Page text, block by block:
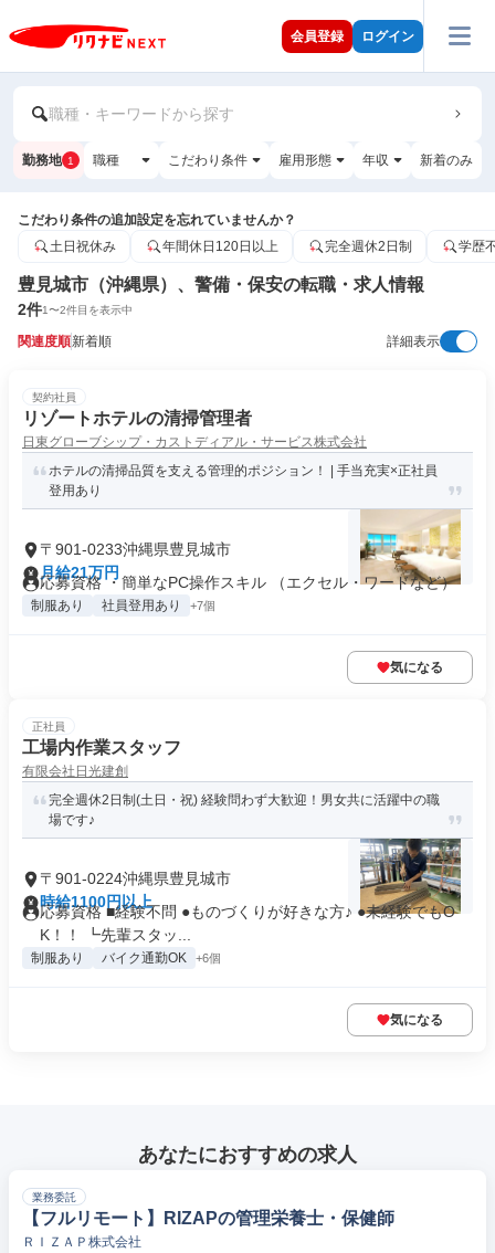
会員登録 ログイン
職種・キーワードから探す
勤務地 1 職種 こだわり条件 雇用形態 年収 新着のみ
こだわり条件の追加設定を忘れていませんか？
土日祝休み
年間休日120日以上 完全週休2日制 学歴
豊見城市（沖縄県）、警備・保安の転職・求人情報
2件1〜2件目を表示中
関連度順新着順 詳細表示
契約社員
リゾートホテルの清掃管理者
日東グローブシップ・カストディアル・サービス株式会社
ホテルの清掃品質を支える管理的ポジション！ | 手当充実×正社員
登用あり
〒901-0233沖縄県豊見城市
月給21万円
応募資格 ・簡単なPC操作スキル （エクセル・ワードなど）
制服あり 社員登用あり +7個
気になる
正社員
工場内作業スタッフ
有限会社日光建創
完全週休2日制(土日・祝) 経験問わず大歓迎！男女共に活躍中の職
場です♪
〒901-0224沖縄県豊見城市
時給1100円以上
応募資格 ■経験不問 ●ものづくりが好きな方♪ ●未経験でもO
K！！ ┗先輩スタッ...
制服あり バイク通勤OK +6個
気になる
あなたにおすすめの求人
業務委託
【フルリモート】RIZAPの管理栄養士・保健師
ＲＩＺＡＰ株式会社